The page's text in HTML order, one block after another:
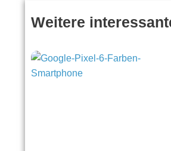
Weitere